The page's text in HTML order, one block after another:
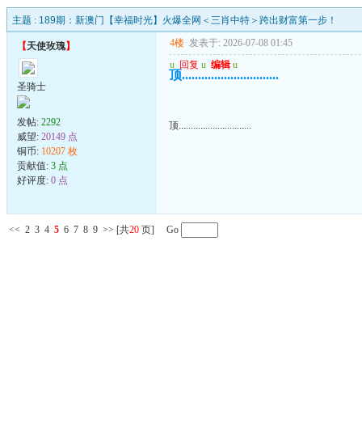
主题 : 189期：新澳门【幸福时光】火爆全网＜三肖中特＞跨出财富第一步！
【天使玫瑰】
圣骑士
发帖: 2292
威望: 20149 点
铜币: 10207 枚
贡献值: 3 点
好评度: 0 点
4楼 发表于: 2026-07-08 01:45
u 回复 u 编辑 u
顶..............................
顶..............................
<< 2 3 4 5 6 7 8 9 >> [共20 页] Go